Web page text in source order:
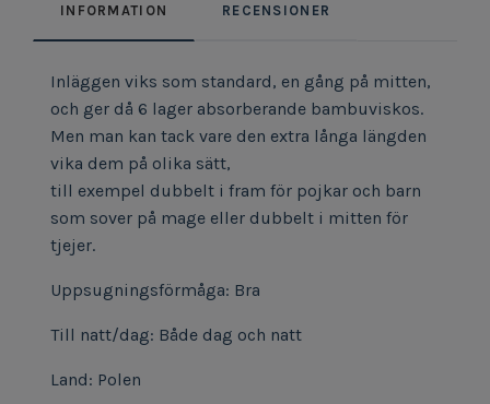
INFORMATION RECENSIONER
Inläggen viks som standard, en gång på mitten,
och ger då 6 lager absorberande bambuviskos.
Men man kan tack vare den extra långa längden
vika dem på olika sätt,
till exempel dubbelt i fram för pojkar och barn
som sover på mage eller dubbelt i mitten för
tjejer.
Uppsugningsförmåga: Bra
Till natt/dag: Både dag och natt
Land: Polen